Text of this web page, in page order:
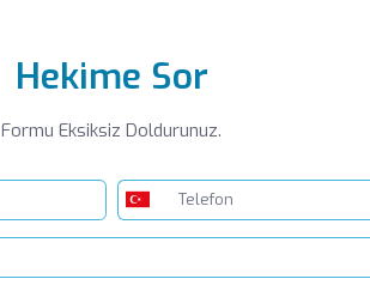
Hekime Sor
Formu Eksiksiz Doldurunuz.